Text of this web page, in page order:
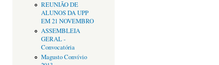
REUNIÃO DE
ALUNOS DA UPP
EM 21 NOVEMBRO
ASSEMBLEIA
GERAL -
Convocatória
Magusto Convívio